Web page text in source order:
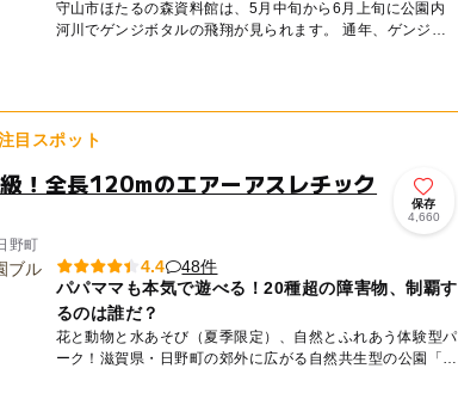
守山市ほたるの森資料館は、5月中旬から6月上旬に公園内
河川でゲンジボタルの飛翔が見られます。 通年、ゲンジボ
目スポット
！全長120mのエアーアスレチック
野町
保存
4,660
4.4
48件
パパママも本気で遊べる！20種超の障害物、制覇す
るのは誰だ？
花と動物と水あそび（夏季限定）、自然とふれあう体験型パ
ーク！滋賀県・日野町の郊外に広がる自然共生型の公園「ブ